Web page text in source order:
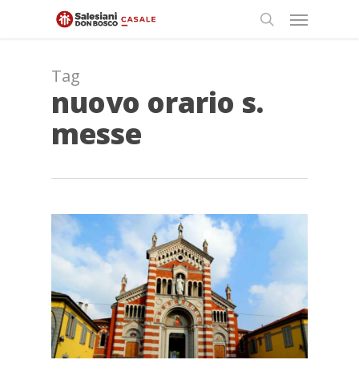
Menu
Tag
nuovo orario s.
messe